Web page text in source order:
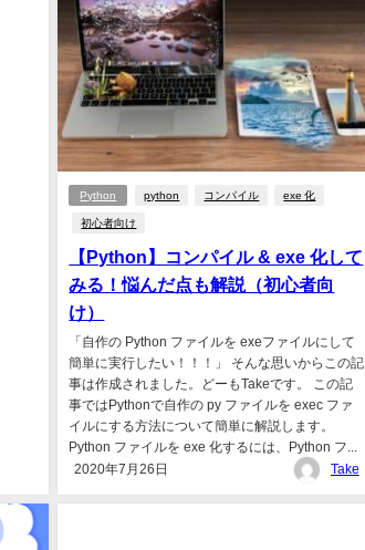
Python python コンパイル exe 化
初心者向け
【Python】コンパイル & exe 化して
みる！悩んだ点も解説（初心者向
け）
「自作の Python ファイルを exeファイルにして
簡単に実行したい！！！」 そんな思いからこの記
事は作成されました。どーもTakeです。 この記
事ではPythonで自作の py ファイルを exec ファ
イルにする方法について簡単に解説します。
Python ファイルを exe 化するには、Python フ...
2020年7月26日
Take